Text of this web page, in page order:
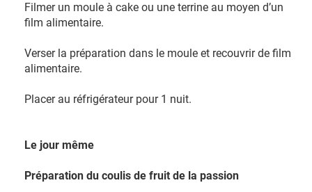
Filmer un moule à cake ou une terrine au moyen d’un
film alimentaire.
Verser la préparation dans le moule et recouvrir de film
alimentaire.
Placer au réfrigérateur pour 1 nuit.
Le jour même
Préparation du coulis de fruit de la passion